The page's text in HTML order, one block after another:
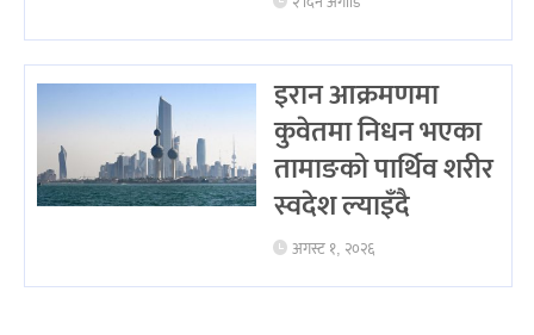
इरान आक्रमणमा
कुवेतमा निधन भएका
तामाङको पार्थिव शरीर
स्वदेश ल्याइँदै
अगस्ट १, २०२६